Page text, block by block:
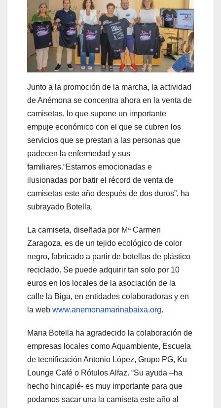
Junto a la promoción de la marcha, la actividad
de Anémona se concentra ahora en la venta de
camisetas, lo que supone un importante
empuje económico con el que se cubren los
servicios que se prestan a las personas que
padecen la enfermedad y sus
familiares.“Estamos emocionadas e
ilusionadas por batir el récord de venta de
camisetas este año después de dos duros”, ha
subrayado Botella.
La camiseta, diseñada por Mª Carmen
Zaragoza, es de un tejido ecológico de color
negro, fabricado a partir de botellas de plástico
reciclado. Se puede adquirir tan solo por 10
euros en los locales de la asociación de la
calle la Biga, en entidades colaboradoras y en
la web www.anemonamarinabaixa.org.
Maria Botella ha agradecido la colaboración de
empresas locales como Aquambiente, Escuela
de tecnificación Antonio López, Grupo PG, Ku
Lounge Café o Rótulos Alfaz. “Su ayuda –ha
hecho hincapié- es muy importante para que
podamos sacar una la camiseta este año al